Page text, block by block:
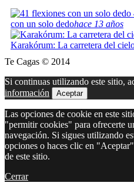
con un solo dedohace 13 años
Karakórum: La carretera del
Te Cagas © 2014
Si continuas utilizando este sitio,
información
Aceptar
Las opciones de cookie en este
"permitir cookies" para ofrecerte
navegación. Si sigues utilizando
opciones o haces clic en
de este sitio.
Cerrar